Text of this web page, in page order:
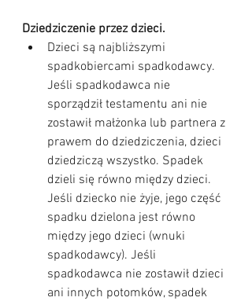
Dziedziczenie przez dzieci.
Dzieci są najbliższymi
spadkobiercami spadkodawcy.
Jeśli spadkodawca nie
sporządził testamentu ani nie
zostawił małżonka lub partnera z
prawem do dziedziczenia, dzieci
dziedziczą wszystko. Spadek
dzieli się równo między dzieci.
Jeśli dziecko nie żyje, jego część
spadku dzielona jest równo
między jego dzieci (wnuki
spadkodawcy). Jeśli
spadkodawca nie zostawił dzieci
ani innych potomków, spadek